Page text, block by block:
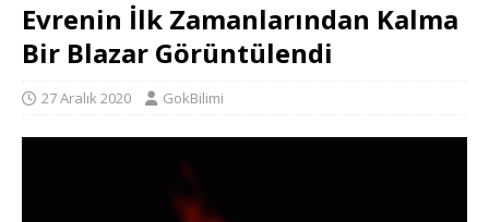
Evrenin İlk Zamanlarından Kalma
Bir Blazar Görüntülendi
27 Aralık 2020 GokBilimi